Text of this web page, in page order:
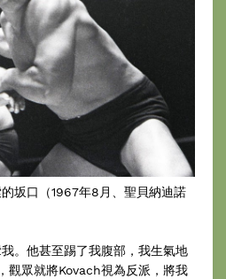
坂口（1967年8月、聖貝納迪諾
。他甚至踢了我腹部，我生氣地
觀眾就將Kovach視為反派，將我